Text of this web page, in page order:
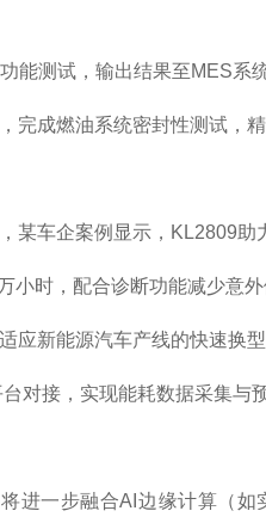
能测试，输出结果至MES系
完成燃油系统密封性测试，精
某车企案例显示，KL2809助
时，配合诊断功能减少意外
应新能源汽车产线的快速换型
对接，实现能耗数据采集与
进一步融合AI边缘计算（